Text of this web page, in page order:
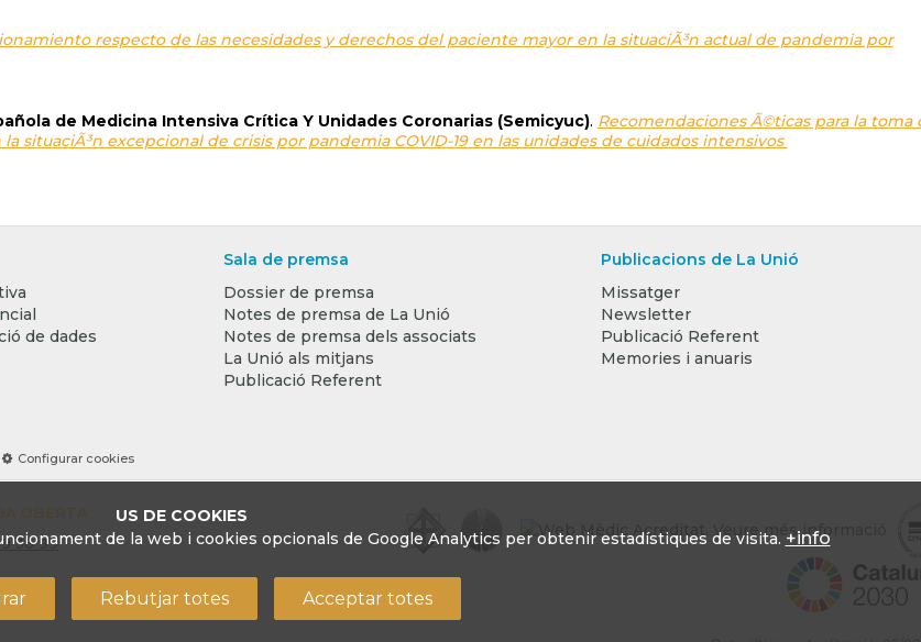
US DE COOKIES
de la web i cookies opcionals de Google Analytics per obtenir estadístiques de visita. +info
Rebutjar totes Acceptar totes
respecto de las necesidades y derechos del paciente mayor en la situaciÃ³n actual de pandemia por
de Medicina Intensiva Crítica Y Unidades Coronarias (Semicyuc). Recomendaciones Ã©ticas para la toma
situaciÃ³n excepcional de crisis por pandemia COVID-19 en las unidades de cuidados intensivos
de dades
Sala de premsa
Dossier de premsa
Notes de premsa de La Unió
Notes de premsa dels associats
La Unió als mitjans
Publicació Referent
Publicacions de La Unió
Missatger
Newsletter
Publicació Referent
Memories i anuaris
Configurar cookies
36 99